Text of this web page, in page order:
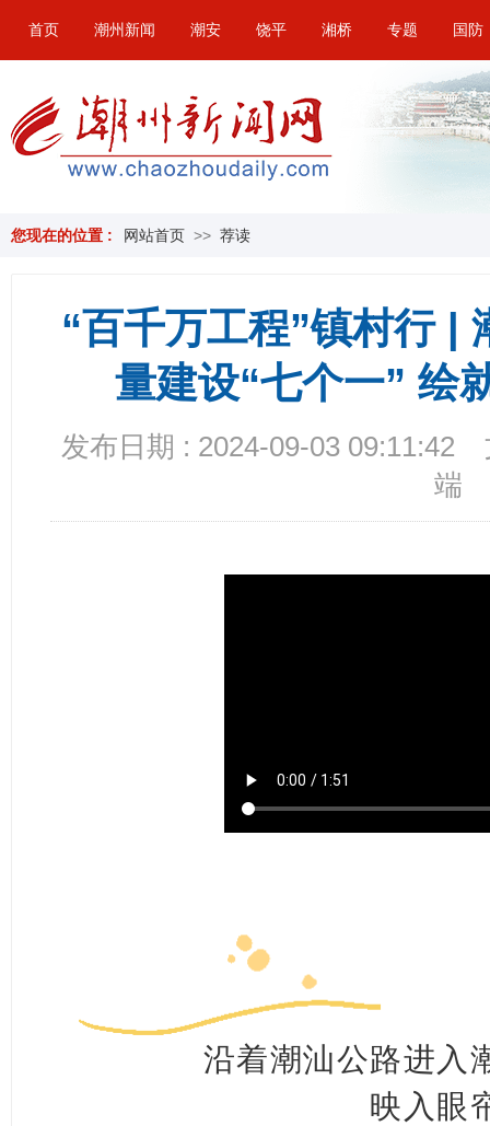
首页 潮州新闻 潮安 饶平 湘桥 专题 国防
您现在的位置 : 网站首页 >> 荐读
“百千万工程”镇村行 |
量建设“七个一” 绘
发布日期 : 2024-09-03 09:11:42
端
沿着潮汕公路进入
映入眼